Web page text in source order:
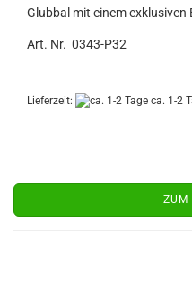
Glubbal mit einem exklusiven
Art. Nr. 0343-P32
Lieferzeit: ca. 1-2
ZUM